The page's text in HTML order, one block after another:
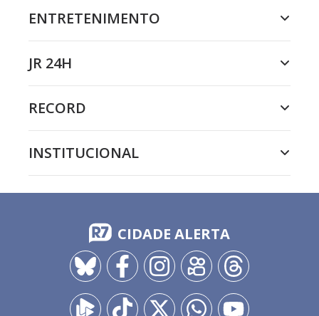
ENTRETENIMENTO
JR 24H
RECORD
INSTITUCIONAL
CIDADE ALERTA